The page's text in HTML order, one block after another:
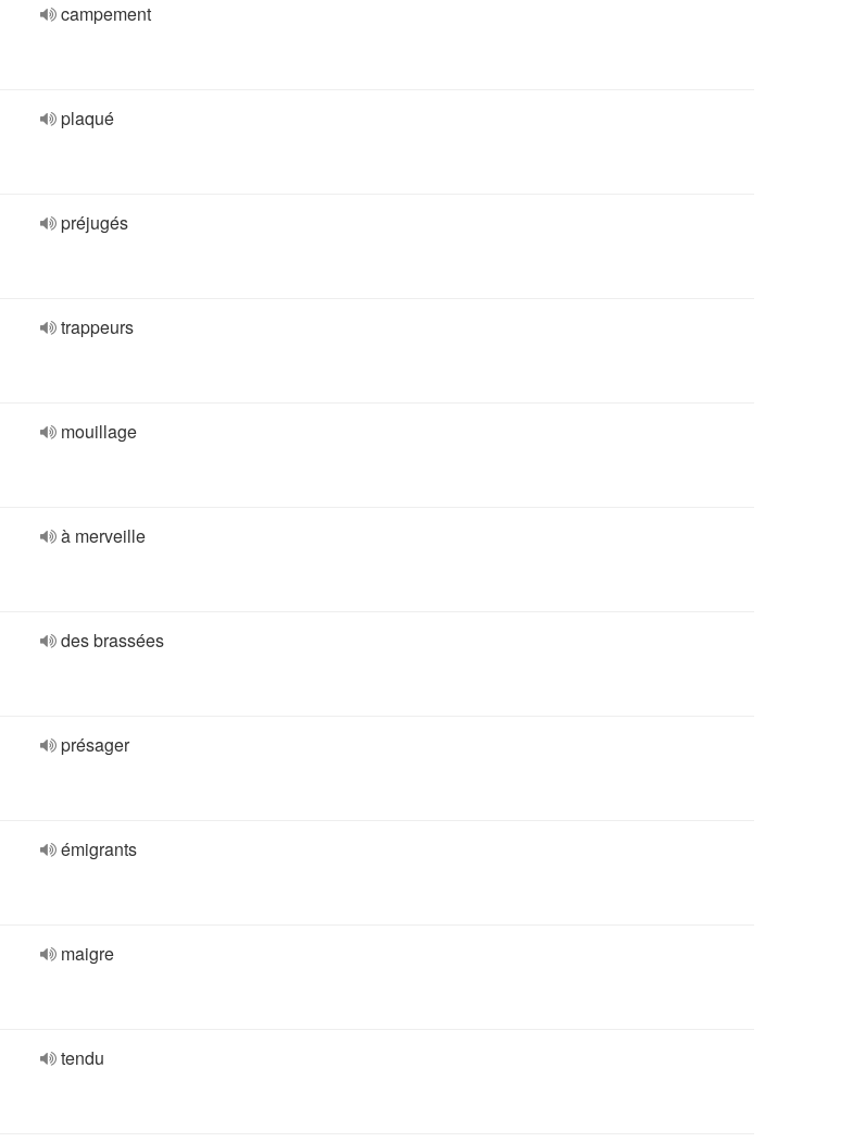
campement
plaqué
préjugés
trappeurs
mouillage
à merveille
des brassées
présager
émigrants
maigre
tendu